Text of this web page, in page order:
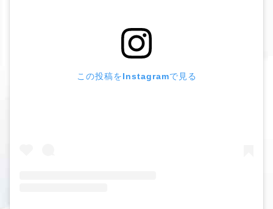
この投稿をInstagramで見る